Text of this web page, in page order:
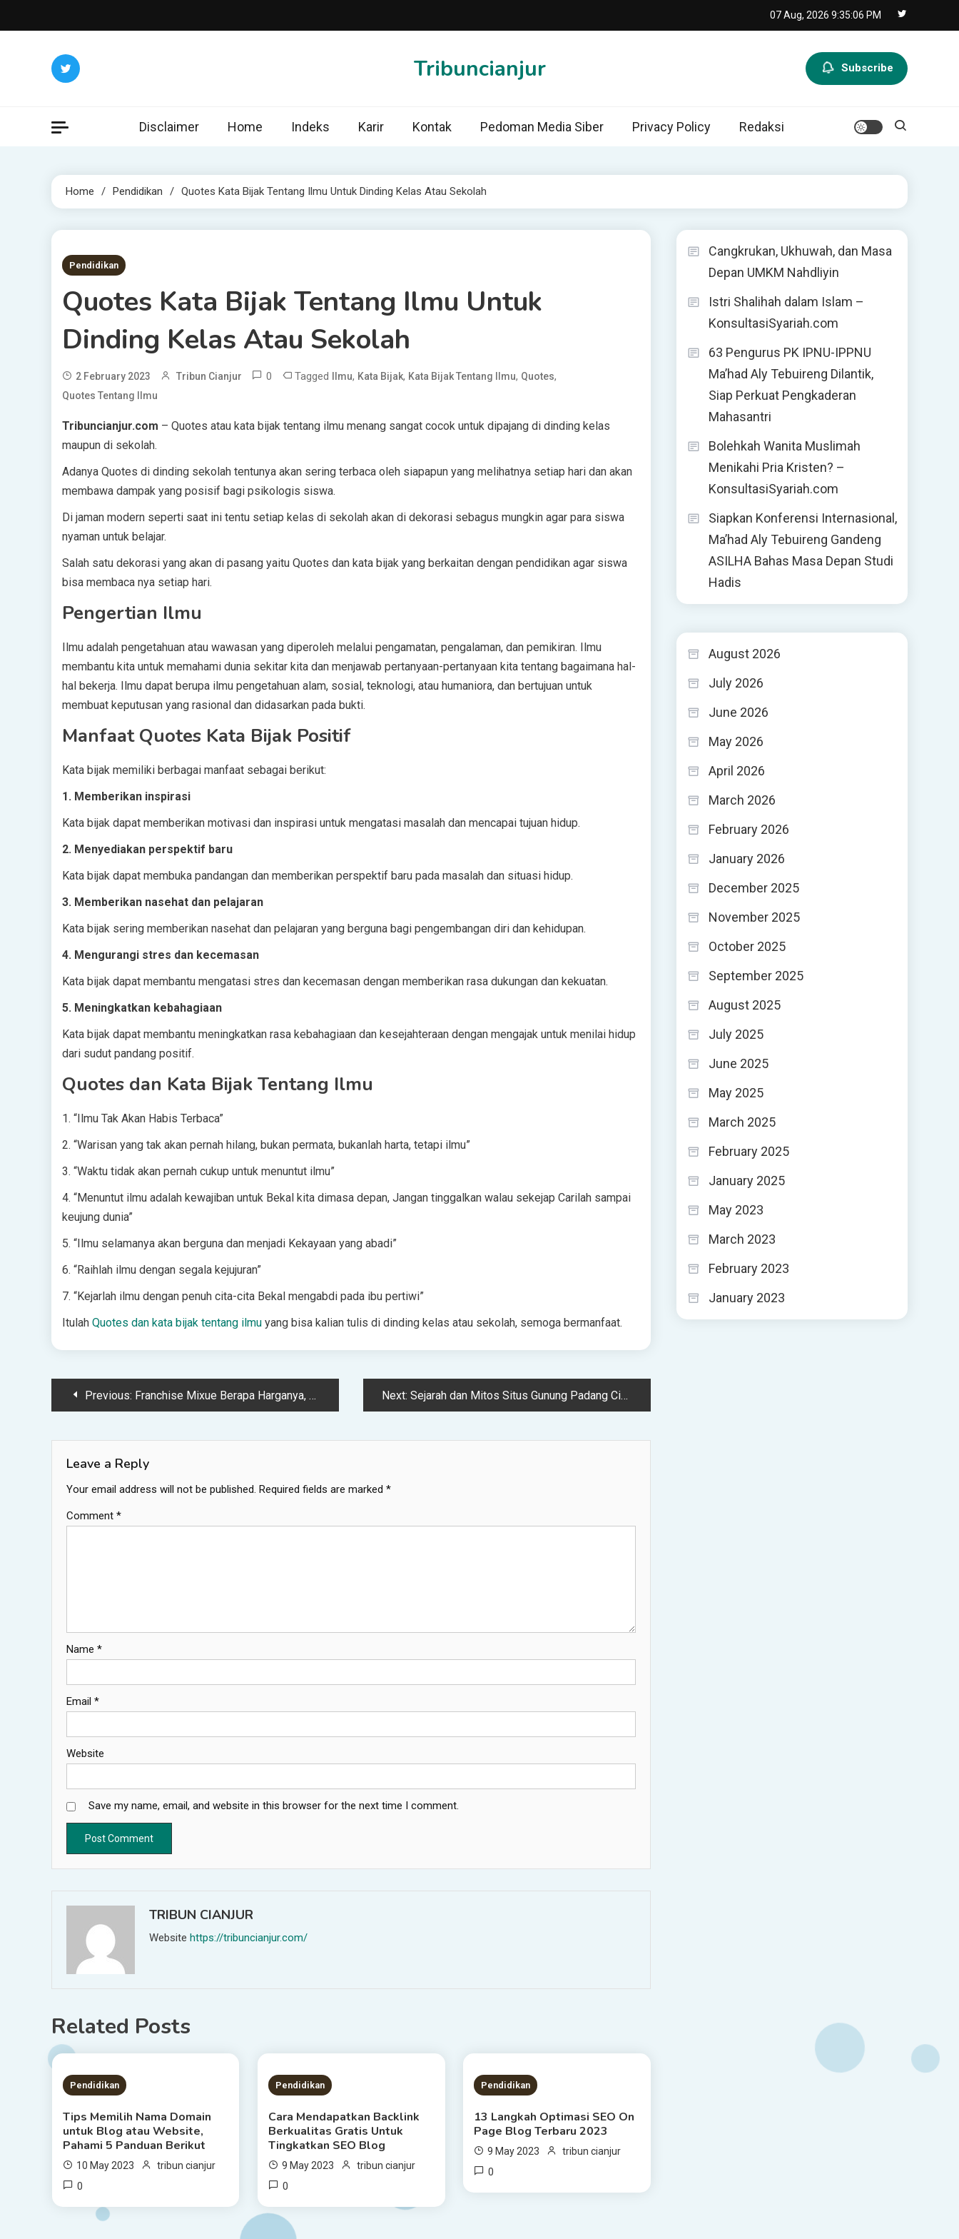
to
07 Aug, 2026 9:35:07 PM
Tribuncianjur Subscribe
Disclaimer Home Indeks Karir Kontak Pedoman Media Siber Privacy Policy Redaksi
Home Pendidikan Quotes Kata Bijak Tentang Ilmu Untuk Dinding Kelas Atau Sekolah
2 MINS READ
Pendidikan
Quotes Kata Bijak Tentang Ilmu Untuk
Dinding Kelas Atau Sekolah
2 February 2023 Tribun Cianjur 0 Tagged Ilmu, Kata Bijak, Kata Bijak Tentang Ilmu, Quotes,
Quotes Tentang Ilmu
Tribuncianjur.com – Quotes atau kata bijak tentang ilmu menang sangat cocok untuk dipajang di dinding kelas
maupun di sekolah.
Adanya Quotes di dinding sekolah tentunya akan sering terbaca oleh siapapun yang melihatnya setiap hari dan akan
membawa dampak yang posisif bagi psikologis siswa.
Di jaman modern seperti saat ini tentu setiap kelas di sekolah akan di dekorasi sebagus mungkin agar para siswa
nyaman untuk belajar.
Salah satu dekorasi yang akan di pasang yaitu Quotes dan kata bijak yang berkaitan dengan pendidikan agar siswa
bisa membaca nya setiap hari.
Pengertian Ilmu
Ilmu adalah pengetahuan atau wawasan yang diperoleh melalui pengamatan, pengalaman, dan pemikiran. Ilmu
membantu kita untuk memahami dunia sekitar kita dan menjawab pertanyaan-pertanyaan kita tentang bagaimana hal-
hal bekerja. Ilmu dapat berupa ilmu pengetahuan alam, sosial, teknologi, atau humaniora, dan bertujuan untuk
membuat keputusan yang rasional dan didasarkan pada bukti.
Manfaat Quotes Kata Bijak Positif
Kata bijak memiliki berbagai manfaat sebagai berikut:
1. Memberikan inspirasi
Kata bijak dapat memberikan motivasi dan inspirasi untuk mengatasi masalah dan mencapai tujuan hidup.
2. Menyediakan perspektif baru
Kata bijak dapat membuka pandangan dan memberikan perspektif baru pada masalah dan situasi hidup.
3. Memberikan nasehat dan pelajaran
Kata bijak sering memberikan nasehat dan pelajaran yang berguna bagi pengembangan diri dan kehidupan.
4. Mengurangi stres dan kecemasan
Kata bijak dapat membantu mengatasi stres dan kecemasan dengan memberikan rasa dukungan dan kekuatan.
5. Meningkatkan kebahagiaan
Kata bijak dapat membantu meningkatkan rasa kebahagiaan dan kesejahteraan dengan mengajak untuk menilai hidup
dari sudut pandang positif.
Quotes dan Kata Bijak Tentang Ilmu
1. “Ilmu Tak Akan Habis Terbaca”
2. “Warisan yang tak akan pernah hilang, bukan permata, bukanlah harta, tetapi ilmu”
3. “Waktu tidak akan pernah cukup untuk menuntut ilmu”
4. “Menuntut ilmu adalah kewajiban untuk Bekal kita dimasa depan, Jangan tinggalkan walau sekejap Carilah sampai
keujung dunia”
5. “Ilmu selamanya akan berguna dan menjadi Kekayaan yang abadi”
6. “Raihlah ilmu dengan segala kejujuran”
7. “Kejarlah ilmu dengan penuh cita-cita Bekal mengabdi pada ibu pertiwi”
Itulah Quotes dan kata bijak tentang ilmu yang bisa kalian tulis di dinding kelas atau sekolah, semoga bermanfaat.
PostPrevious: Franchise Mixue Berapa Harganya, Apakah Dijual Untuk Umum? Simak Penjelasannya Next: Sejarah dan Mitos Situs Gunung Padang Cianjur, Lebih Tua Dari Piramida Mesir
Leave a Reply
Your email address will not be published. Required fields are marked *
Comment *
Name *
Email *
Website
Save my name, email, and website in this browser for the next time I comment.
TRIBUN CIANJUR
Website https://tribuncianjur.com/
Related Posts
4 MINS READ
Pendidikan
Tips Memilih Nama Domain
untuk Blog atau Website,
Pahami 5 Panduan Berikut
10 May 2023 tribun cianjur
0
7 MINS READ
Pendidikan
Cara Mendapatkan Backlink
Berkualitas Gratis Untuk
Tingkatkan SEO Blog
9 May 2023 tribun cianjur
0
7 MINS READ
Pendidikan
13 Langkah Optimasi SEO On
Page Blog Terbaru 2023
9 May 2023 tribun cianjur
0
Cangkrukan, Ukhuwah, dan Masa
Depan UMKM Nahdliyin
Istri Shalihah dalam Islam –
KonsultasiSyariah.com
63 Pengurus PK IPNU-IPPNU
Ma’had Aly Tebuireng Dilantik,
Siap Perkuat Pengkaderan
Mahasantri
Bolehkah Wanita Muslimah
Menikahi Pria Kristen? –
KonsultasiSyariah.com
Siapkan Konferensi Internasional,
Ma’had Aly Tebuireng Gandeng
ASILHA Bahas Masa Depan Studi
Hadis
August 2026
July 2026
June 2026
May 2026
April 2026
March 2026
February 2026
January 2026
December 2025
November 2025
October 2025
September 2025
August 2025
July 2025
June 2025
May 2025
March 2025
February 2025
January 2025
May 2023
March 2023
February 2023
January 2023